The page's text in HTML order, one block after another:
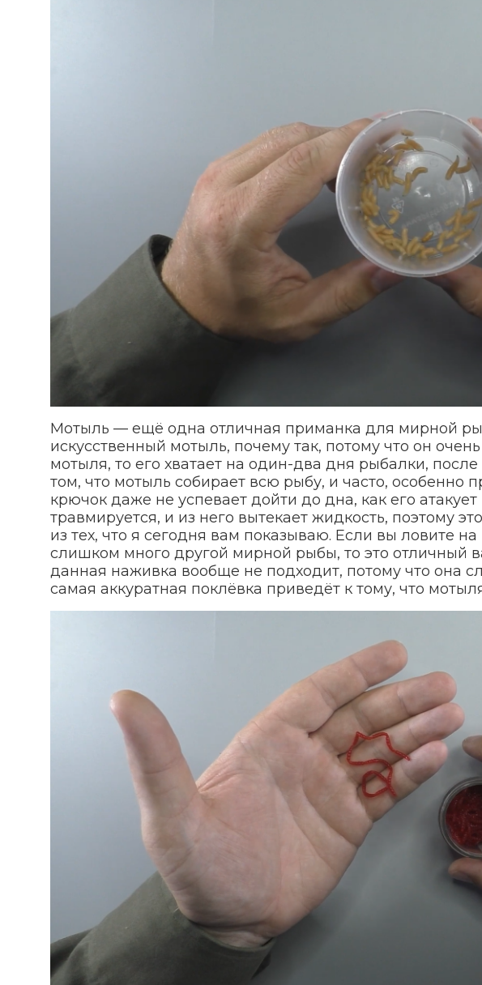
Мотыль — ещё одна отличная приманка для мирной
искусственный мотыль, почему так, потому что он
мотыля, то его хватает на один-два дня рыбалки,
том, что мотыль собирает всю рыбу, и часто, особенно
крючок даже не успевает дойти до дна, как его
травмируется, и из него вытекает жидкость, поэтому
из тех, что я сегодня вам показываю. Если вы ловите
слишком много другой мирной рыбы, то это отличный
данная наживка вообще не подходит, потому что она
самая аккуратная поклёвка приведёт к тому, что